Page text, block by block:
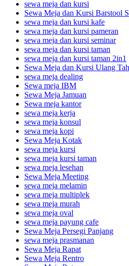
sewa meja dan kursi
Sewa Meja dan Kursi Barstool
sewa meja dan kursi kafe
sewa meja dan kursi pameran
sewa meja dan kursi seminar
sewa meja dan kursi taman
sewa meja dan kursi taman 2in1
Sewa Meja dan Kursi Ulang
sewa meja dealing
Sewa meja IBM
Sewa Meja Jamuan
Sewa meja kantor
sewa meja kerja
sewa meja konsul
sewa meja kopi
Sewa Meja Kotak
sewa meja kursi
sewa meja kursi taman
sewa meja lesehan
Sewa Meja Meeting
sewa meja melamin
sewa meja multiplek
sewa meja murah
sewa meja oval
sewa meja payung cafe
Sewa Meja Persegi Panjang
sewa meja prasmanan
Sewa Meja Rapat
Sewa Meja Rentro